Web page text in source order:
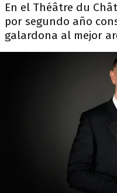
En el Théâtre du
por segundo año
galardona al mejor